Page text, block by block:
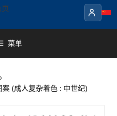
菜单
(成人复杂着色 : 中世纪)